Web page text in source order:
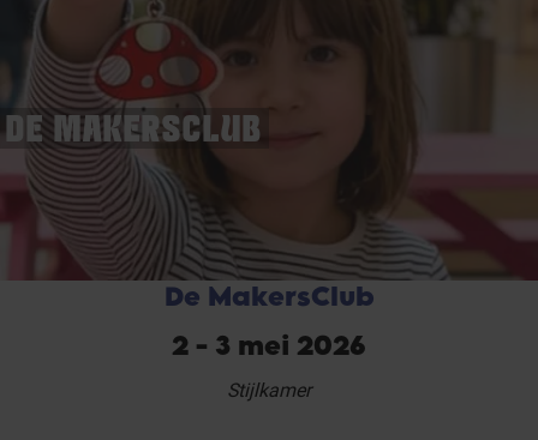
DE MAKERSCLUB
De MakersClub
2 - 3 mei 2026
Stijlkamer